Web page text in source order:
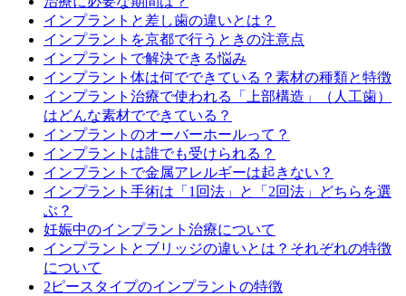
インプラントと差し歯の違いとは？
インプラントを京都で行うときの注意点
インプラントで解決できる悩み
インプラント体は何でできている？素材の種類と特徴
インプラント治療で使われる「上部構造」（人工歯）
はどんな素材でできている？
インプラントのオーバーホールって？
インプラントは誰でも受けられる？
インプラントで金属アレルギーは起きない？
インプラント手術は「1回法」と「2回法」どちらを選
ぶ？
妊娠中のインプラント治療について
インプラントとブリッジの違いとは？それぞれの特徴
について
2ピースタイプのインプラントの特徴